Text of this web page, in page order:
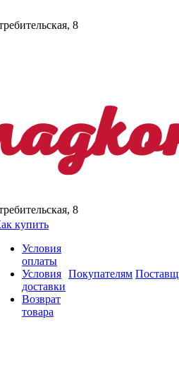
8
8
купить
Условия
оплаты
Условия
доставки
Возврат
товара
Покупателям